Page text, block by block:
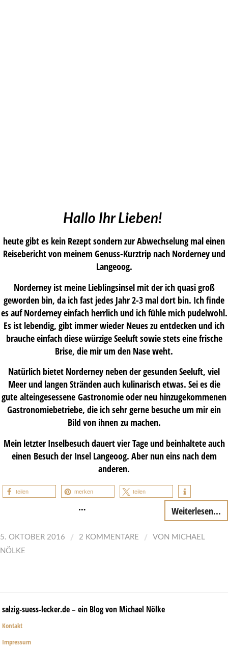
Hallo Ihr Lieben!
heute gibt es kein Rezept sondern zur Abwechselung mal einen
Reisebericht von meinem Genuss-Kurztrip nach Norderney und
Langeoog.
Norderney ist meine Lieblingsinsel mit der ich quasi groß
geworden bin, da ich fast jedes Jahr 2-3 mal dort bin. Ich finde
es auf Norderney einfach herrlich und ich fühle mich pudelwohl.
Es ist lebendig, gibt immer wieder Neues zu entdecken und ich
brauche einfach diese würzige Seeluft sowie stets eine frische
Brise, die mir um den Nase weht.
Natürlich bietet Norderney neben der gesunden Seeluft, viel
Meer und langen Stränden auch kulinarisch etwas. Sei es die
gute alteingesessene Gastronomie oder neu hinzugekommenen
Gastronomiebetriebe, die ich sehr gerne besuche um mir ein
Bild von ihnen zu machen.
Mein letzter Inselbesuch dauert vier Tage und beinhaltete auch
einen Besuch der Insel Langeoog. Aber nun eins nach dem
anderen.
teilen merken teilen
… Weiterlesen...
5. OKTOBER 2016 / 2 KOMMENTARE / VON MICHAEL
NÖLKE
salzig-suess-lecker.de – ein Blog von Michael Nölke
Kontakt
Impressum